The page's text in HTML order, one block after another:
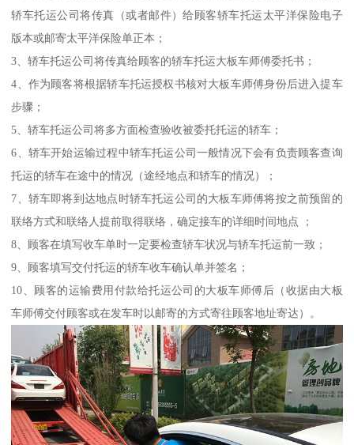
轿车托运公司将传真（或者邮件）给顾客轿车托运太平洋保险电子
版本或邮寄太平洋保险单正本；
3、轿车托运公司将传真给顾客的轿车托运大板车师傅委托书；
4、作为顾客将根据轿车托运授权书核对大板车师傅身份后进入提车
步骤；
5、轿车托运公司将多方面检查验收被委托托运的轿车；
6、轿车开始运输过程中轿车托运公司一般情况下会有负责顾客查询
托运的轿车在途中的情况（途经地点和轿车的情况）；
7、轿车即将到达地点时轿车托运公司的大板车师傅将按之前预留的
联络方式和联络人提前取得联络，确定接车的详细时间地点 ；
8、顾客在填写收车单时一定要检查轿车状况与轿车托运前一致；
9、顾客填写交付托运的轿车收车确认单并签名；
10、顾客的运输费用付款给托运公司的大板车师傅后（收据由大板
车师傅交付顾客或在发车时以邮寄的方式寄往顾客地址寄达）。